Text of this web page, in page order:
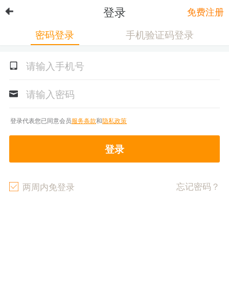
登录 免费注册
密码登录 手机验证码登录
登录代表您已同意会员服务条款和隐私政策
登录
两周内免登录 忘记密码？